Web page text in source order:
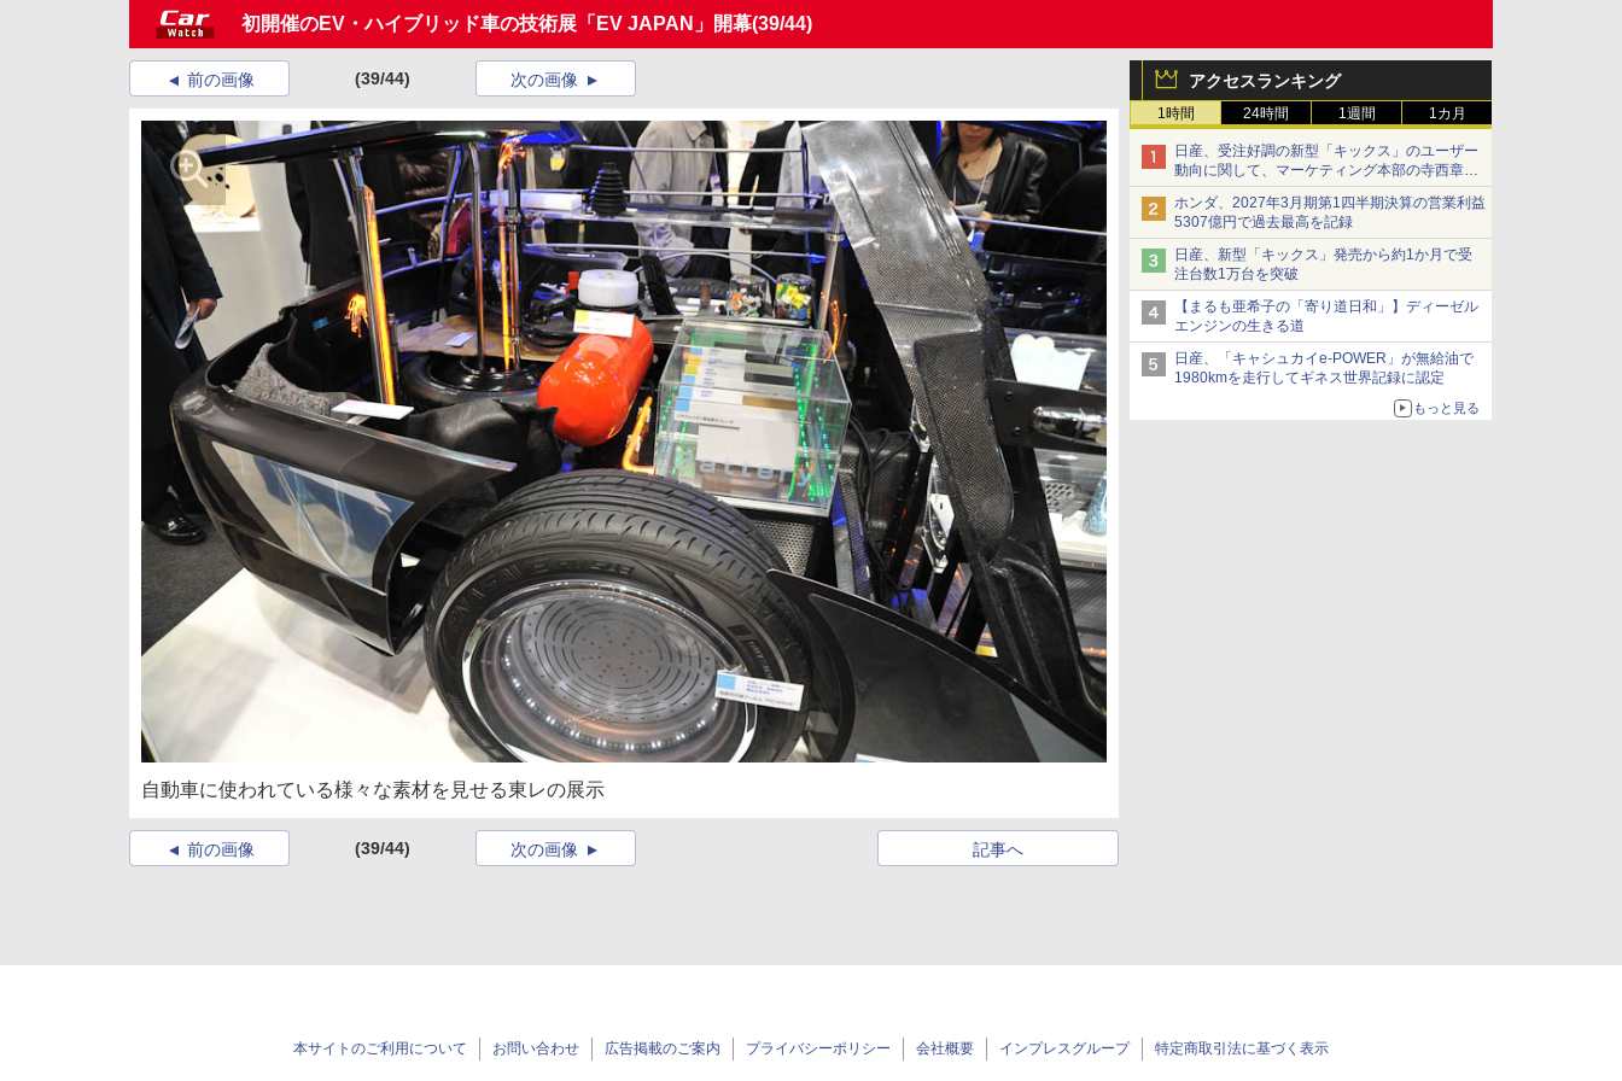
初開催のEV・ハイブリッド車の技術展「EV JAPAN」開幕(39/44)
アクセスランキング
1時間 24時間 1週間 1カ月
日産、受注好調の新型「キックス」のユーザー
動向に関して、マーケティング本部の寺西章氏
が解説
ホンダ、2027年3月期第1四半期決算の営業利益
5307億円で過去最高を記録
日産、新型「キックス」発売から約1か月で受
注台数1万台を突破
【まるも亜希子の「寄り道日和」】ディーゼル
エンジンの生きる道
日産、「キャシュカイe-POWER」が無給油で
1980kmを走行してギネス世界記録に認定
もっと見る
前の画像 (39/44) 次の画像
自動車に使われている様々な素材を見せる東レの展示
前の画像 (39/44) 記事へ
次の画像
本サイトのご利用について お問い合わせ 広告掲載のご案内 プライバシーポリシー 会社概要 インプレスグループ 特定商取引法に基づく表示